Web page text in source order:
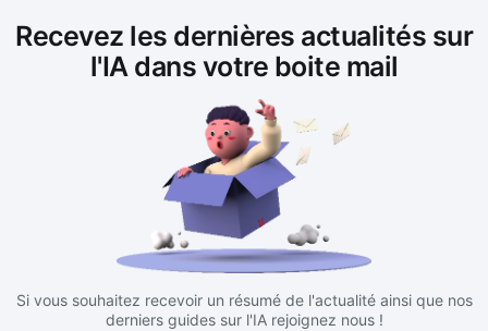
Recevez les dernières actualités sur
l'IA dans votre boite mail
Si vous souhaitez recevoir un résumé de l'actualité ainsi que nos
derniers guides sur l'IA rejoignez nous !